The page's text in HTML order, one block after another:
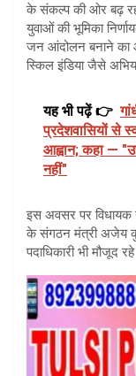
के संकल्प की ओर बढ़
युवाओं की भूमिका
जन आंदोलन बनाने का
स्किल इंडिया जैसे
यह भी पढ़ें 👉
प्रदेशवासियों से
आह्वान; कहा —
नहीं"
इस अवसर पर विधायक
के संगठन मंत्री अजेय
पदाधिकारी भी मौजूद